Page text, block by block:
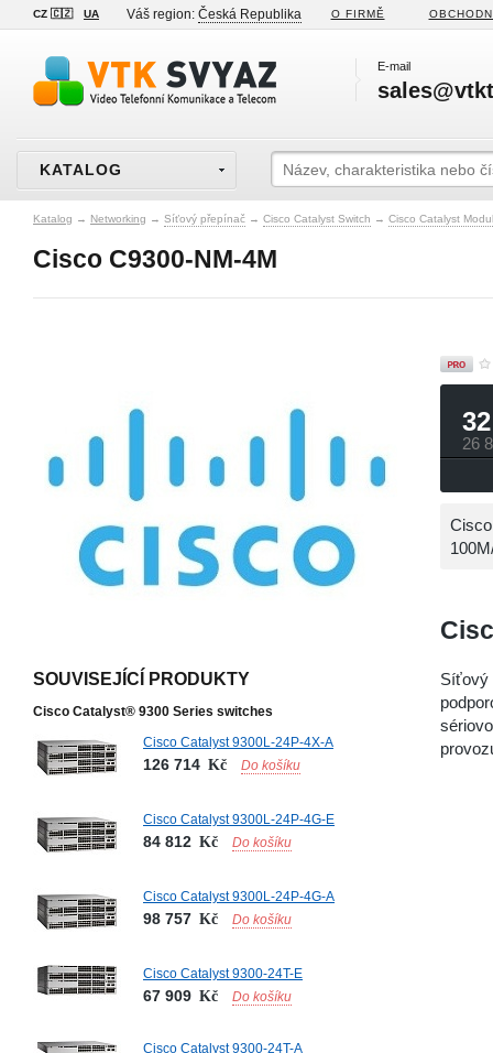
CZ 🇨🇿 UA Váš region: Česká Republika O FIRMĚ
E-mail
KATALOG
Katalog → Networking → Síťový přepínač → Cisco Catalyst Switch → Cisco Catalyst
Cisco C9300-NM-4M
SOUVISEJÍCÍ PRODUKTY
Cisco Catalyst® 9300 Series switches
Cisco Catalyst 9300L-24P-4X-A
126 714 Kč Do košíku
Cisco Catalyst 9300L-24P-4G-E
84 812 Kč Do košíku
Cisco Catalyst 9300L-24P-4G-A
98 757 Kč Do košíku
Cisco Catalyst 9300-24T-E
67 909 Kč Do košíku
Cisco Catalyst 9300-24T-A
26
Síťový